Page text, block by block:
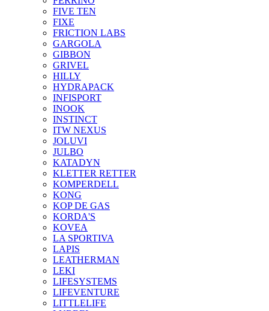
FIVE TEN
FIXE
FRICTION LABS
GARGOLA
GIBBON
GRIVEL
HILLY
HYDRAPACK
INFISPORT
INOOK
INSTINCT
ITW NEXUS
JOLUVI
JULBO
KATADYN
KLETTER RETTER
KOMPERDELL
KONG
KOP DE GAS
KORDA'S
KOVEA
LA SPORTIVA
LAPIS
LEATHERMAN
LEKI
LIFESYSTEMS
LIFEVENTURE
LITTLELIFE